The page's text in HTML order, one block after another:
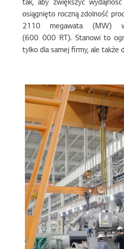
tak, aby zwiększyć
osiągnięto roczną zdolność
2110 megawata (MW)
(600 000 RT). Stanowi to
tylko dla samej firmy, ale także